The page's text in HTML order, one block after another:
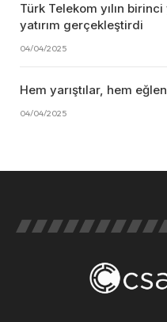
Türk Telekom yılın
yatırım gerçekleştirdi
04/04/2025
Hem yarıştılar, hem
04/04/2025